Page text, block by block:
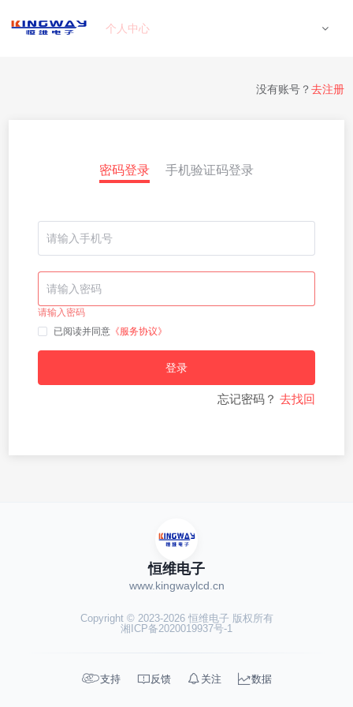
个人中心
密码登录 手机验证码登录
请输入密码
已阅读并同意 《服务协议》
登录
忘记密码？ 去找回
没有账号？ 去注册
恒维电子
www.kingwaylcd.cn
Copyright © 2023-2026 恒维电子 版权所有
湘ICP备2020019937号-1
支持  反馈  关注 数据